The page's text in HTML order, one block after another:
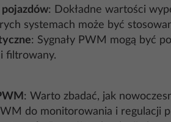
pojazdów: Dokładne wartości
systemach może być
: Sygnały PWM mogą być
filtrowany.
: Warto zbadać, jak
do monitorowania i regulacji